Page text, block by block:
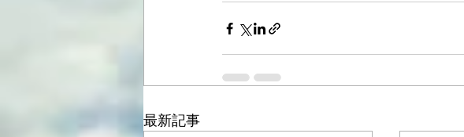
最新記事